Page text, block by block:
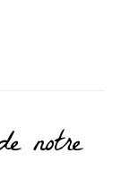
notre